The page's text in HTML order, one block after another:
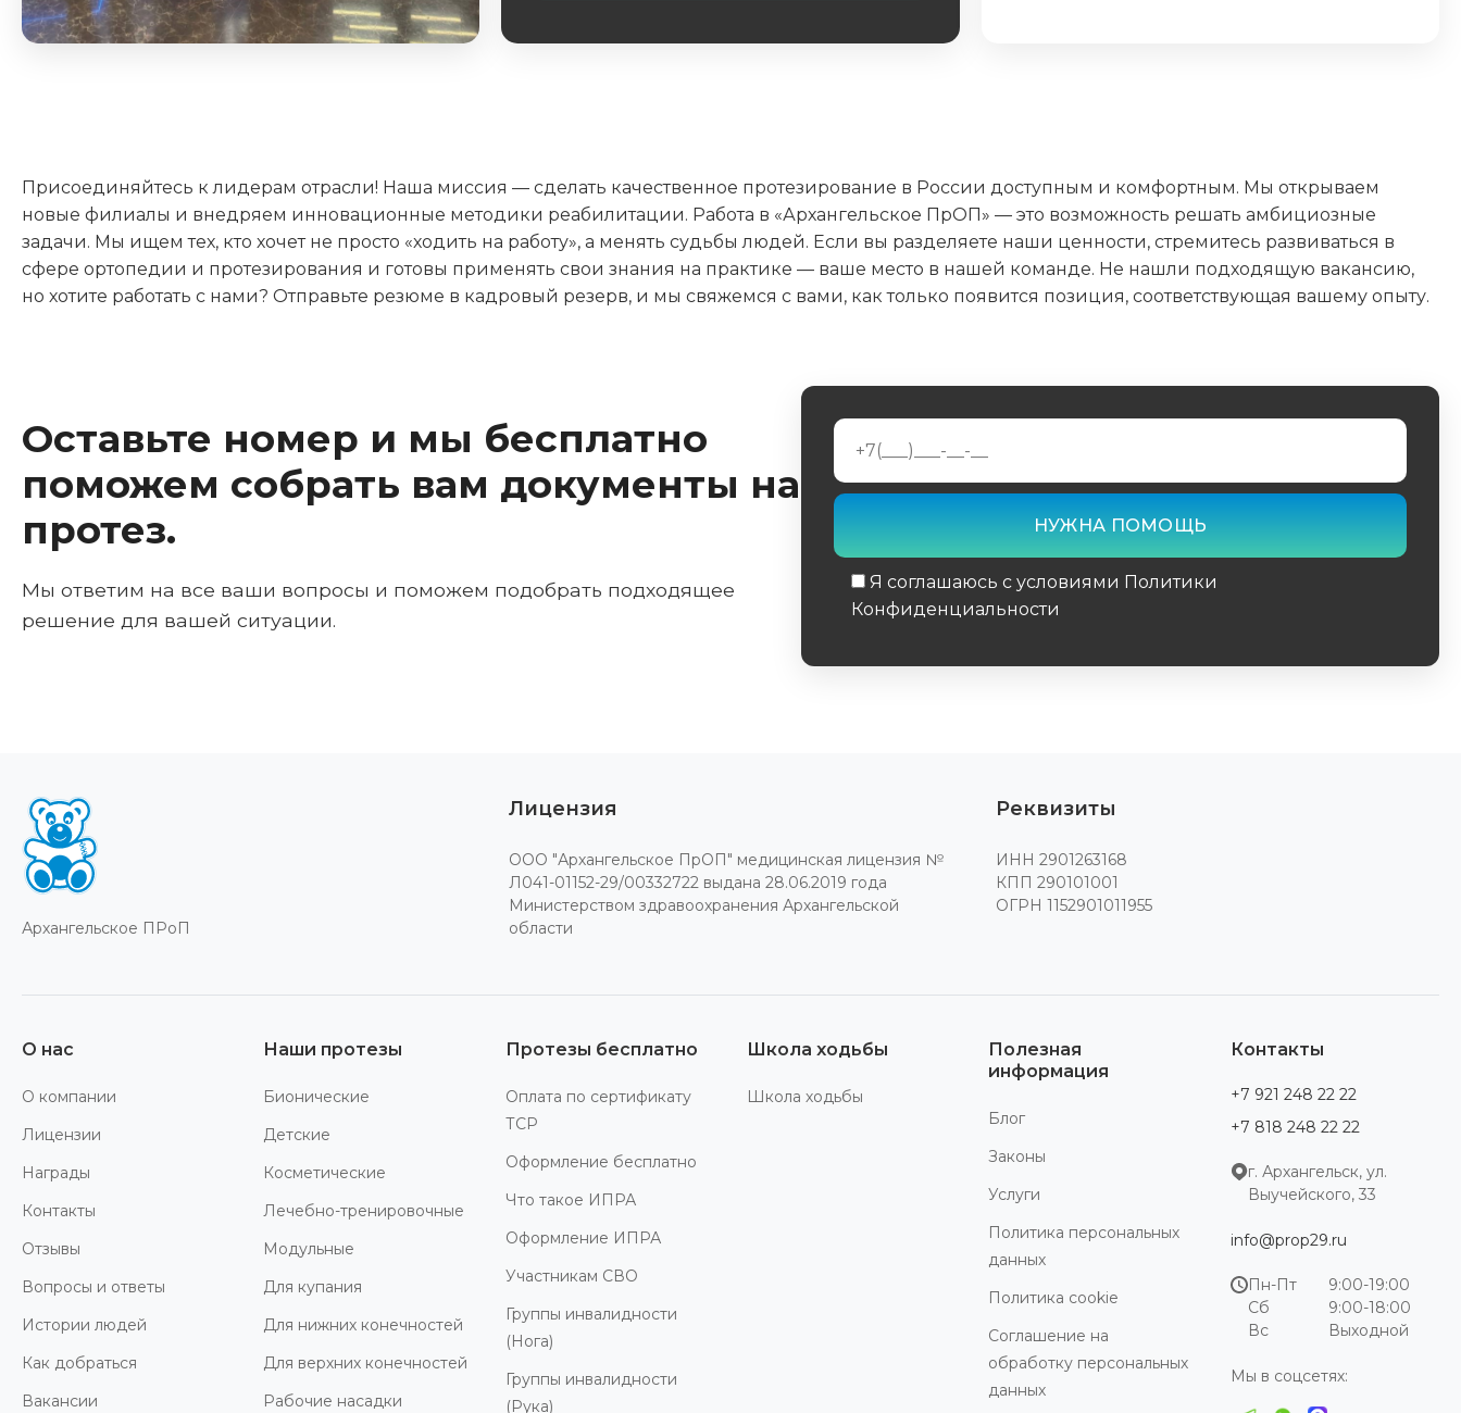
Присоединяйтесь к лидерам отрасли! Наша миссия — сделать качественное протезирование в России доступным и комфортным. Мы открываем
новые филиалы и внедряем инновационные методики реабилитации. Работа в «Архангельское ПрОП» — это возможность решать амбициозные
задачи. Мы ищем тех, кто хочет не просто «ходить на работу», а менять судьбы людей. Если вы разделяете наши ценности, стремитесь развиваться в
сфере ортопедии и протезирования и готовы применять свои знания на практике — ваше место в нашей команде. Не нашли подходящую вакансию,
но хотите работать с нами? Отправьте резюме в кадровый резерв, и мы свяжемся с вами, как только появится позиция, соответствующая вашему опыту.
Оставьте номер и мы бесплатно
поможем собрать вам документы на
протез.
Мы ответим на все ваши вопросы и поможем подобрать подходящее
решение для вашей ситуации.
Я соглашаюсь с условиями Политики
Конфиденциальности
Архангельское ПРоП
Лицензия
ООО "Архангельское ПрОП" медицинская лицензия №
Л041-01152-29/00332722 выдана 28.06.2019 года
Министерством здравоохранения Архангельской
области
Реквизиты
ИНН 2901263168
КПП 290101001
ОГРН 1152901011955
О нас
О компании
Лицензии
Награды
Контакты
Отзывы
Вопросы и ответы
Истории людей
Как добраться
Вакансии
Наши протезы
Бионические
Детские
Косметические
Лечебно-тренировочные
Модульные
Для купания
Для нижних конечностей
Для верхних конечностей
Рабочие насадки
Протезы бесплатно
Оплата по сертификату
ТСР
Оформление бесплатно
Что такое ИПРА
Оформление ИПРА
Участникам СВО
Группы инвалидности
(Нога)
Группы инвалидности
(Рука)
Школа ходьбы
Школа ходьбы
Полезная
информация
Блог
Законы
Услуги
Политика персональных
данных
Политика cookie
Соглашение на
обработку персональных
данных
Контакты
+7 921 248 22 22
+7 818 248 22 22
г. Архангельск, ул.
Выучейского, 33
info@prop29.ru
Пн-Пт
9:00-19:00
Сб
9:00-18:00
Вс
Выходной
Мы в соцсетях: